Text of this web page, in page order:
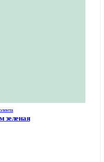
зеленая